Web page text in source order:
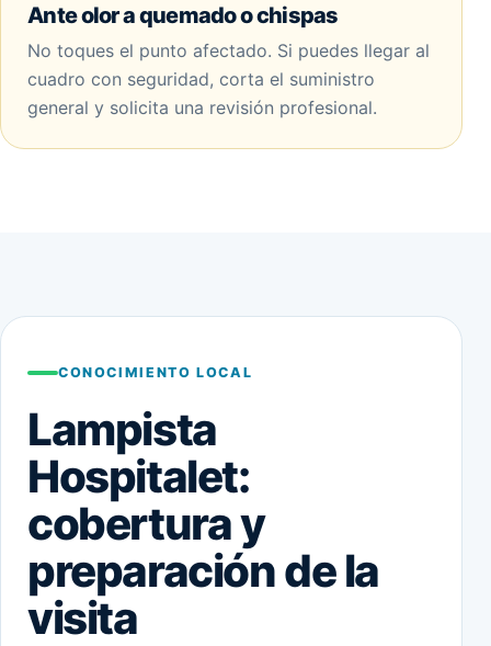
Ante olor a quemado o chispas
No toques el punto afectado. Si puedes llegar al
cuadro con seguridad, corta el suministro
general y solicita una revisión profesional.
CONOCIMIENTO LOCAL
Lampista
Hospitalet:
cobertura y
preparación de la
visita